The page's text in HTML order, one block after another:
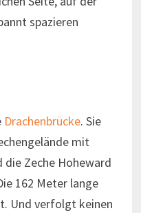
spazieren
Drachenbrücke. Sie
mit
Zeche Hoheward
162 Meter lange
Und verfolgt keinen